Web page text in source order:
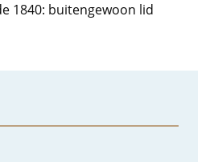
1840: buitengewoon lid